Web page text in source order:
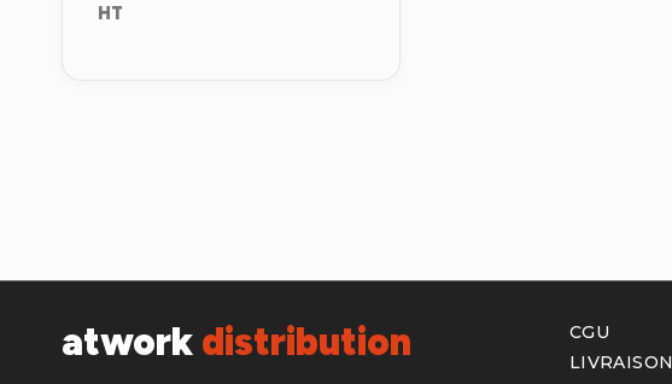
HT
atwork distribution
CGU
LIVRAISON